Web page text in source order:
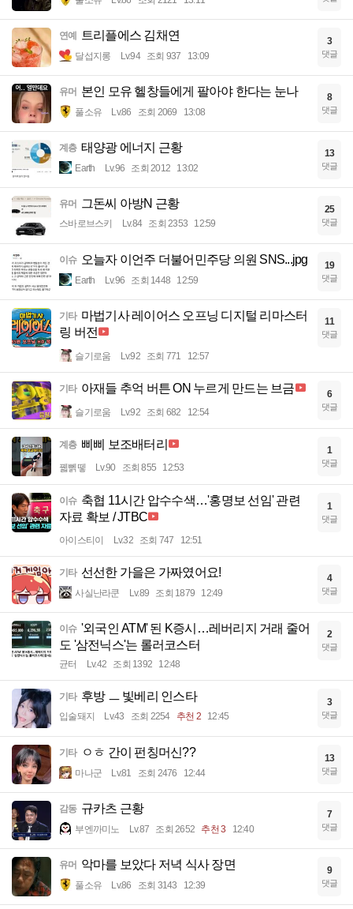
연예 트리플에스 김채연
달섭지롱 Lv.94 조회 937 13:09
3
댓글
유머 본인 모유 헬창들에게 팔아야 한다는 눈나
풀소유 Lv.86 조회 2069 13:08
8
댓글
계층 태양광 에너지 근황
Earth Lv.96 조회 2012 13:02
13
댓글
유머 그돈씨 아방N 근황
스바로브스키 Lv.84 조회 2353 12:59
25
댓글
이슈 오늘자 이언주 더불어민주당 의원 SNS...jpg
Earth Lv.96 조회 1448 12:59
19
댓글
기타 마법기사 레이어스 오프닝 디지털 리마스터
링 버전
슬기로움 Lv.92 조회 771 12:57
11
댓글
기타 아재들 추억 버튼 ON 누르게 만드는 브금
슬기로움 Lv.92 조회 682 12:54
6
댓글
계층 삐삐 보조배터리
꿻뻵뗗 Lv.90 조회 855 12:53
1
댓글
이슈 축협 11시간 압수수색…'홍명보 선임' 관련
자료 확보 / JTBC
아이스티이 Lv.32 조회 747 12:51
1
댓글
기타 선선한 가을은 가짜였어요!
사실난라쿤 Lv.89 조회 1879 12:49
4
댓글
이슈 '외국인 ATM' 된 K증시…레버리지 거래 줄어
도 '삼전닉스'는 롤러코스터
균터 Lv.42 조회 1392 12:48
2
댓글
기타 후방 ㅡ 빛베리 인스타
입술돼지 Lv.43 조회 2254 추천 2 12:45
3
댓글
기타 ㅇㅎ 간이 펀칭머신??
마나군 Lv.81 조회 2476 12:44
13
댓글
감동 규카츠 근황
부엔까미노 Lv.87 조회 2652 추천 3 12:40
7
댓글
유머 악마를 보았다 저녁 식사 장면
풀소유 Lv.86 조회 3143 12:39
9
댓글